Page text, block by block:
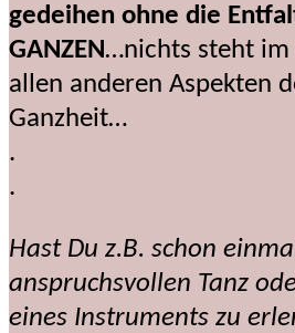
gedeihen ohne die
GANZEN…nichts steht im
allen anderen Aspekten
Ganzheit…
.
.
Hast Du z.B. schon
anspruchsvollen Tanz
eines Instruments zu